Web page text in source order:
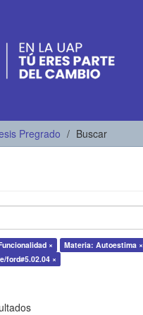
Pregrado Buscar
× Materia: Autoestima ×
ford#5.02.04 ×